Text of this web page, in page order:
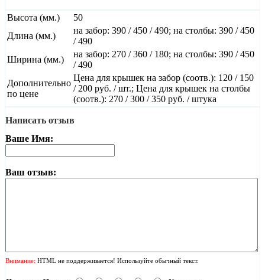
Высота (мм.)
50
Длина (мм.)
на забор: 390 / 450 / 490; на столбы: 390 / 450
/ 490
Ширина (мм.)
на забор: 270 / 360 / 180; на столбы: 390 / 450
/ 490
Дополнительно
по цене
Цена для крышек на забор (соотв.): 120 / 150
/ 200 руб. / шт.; Цена для крышек на столбы
(соотв.): 270 / 300 / 350 руб. / штука
Написать отзыв
Ваше Имя:
Ваш отзыв:
Внимание: HTML не поддерживается! Используйте обычный текст.